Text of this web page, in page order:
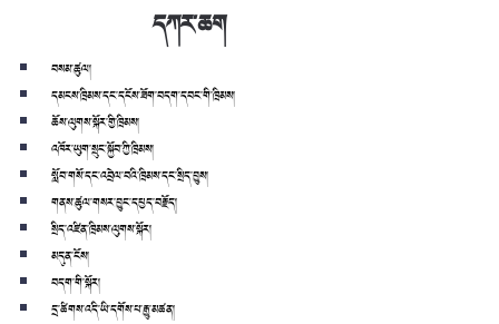
དཀར་ཆག
བསམ་ཚུལ།
དམངས་ཁྲིམས་དང་དངོས་ཟོག་བདག་དབང་གི་ཁྲིམས།
ཆོས་ལུགས་སྐོར་གྱི་ཁྲིམས།
འཁོར་ཡུག་སྲུང་སྐྱོབ་ཀྱི་ཁྲིམས།
སློབ་གསོ་དང་འབྲེལ་བའི་ཁྲིམས་དང་སྲིད་བྱུས།
གནས་ཚུལ་གསར་བྱུང་དཔྱད་བརྗོད།
སྲིད་འཛིན་ཁྲིམས་ལུགས་སྐོར།
མདུན་ངོས།
བདག་གི་སྐོར།
དྲ་ཚིགས་འདི་ཡི་དགོས་པ་རྒྱུ་མཚན།